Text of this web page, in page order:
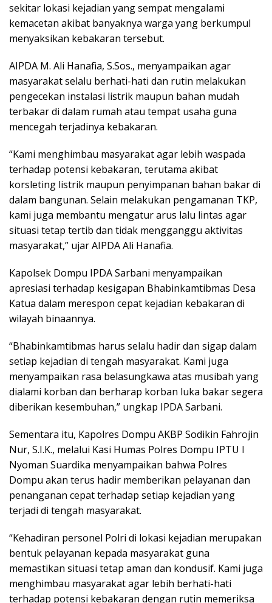
sekitar lokasi kejadian yang sempat mengalami
kemacetan akibat banyaknya warga yang berkumpul
menyaksikan kebakaran tersebut.
AIPDA M. Ali Hanafia, S.Sos., menyampaikan agar
masyarakat selalu berhati-hati dan rutin melakukan
pengecekan instalasi listrik maupun bahan mudah
terbakar di dalam rumah atau tempat usaha guna
mencegah terjadinya kebakaran.
“Kami menghimbau masyarakat agar lebih waspada
terhadap potensi kebakaran, terutama akibat
korsleting listrik maupun penyimpanan bahan bakar di
dalam bangunan. Selain melakukan pengamanan TKP,
kami juga membantu mengatur arus lalu lintas agar
situasi tetap tertib dan tidak mengganggu aktivitas
masyarakat,” ujar AIPDA Ali Hanafia.
Kapolsek Dompu IPDA Sarbani menyampaikan
apresiasi terhadap kesigapan Bhabinkamtibmas Desa
Katua dalam merespon cepat kejadian kebakaran di
wilayah binaannya.
“Bhabinkamtibmas harus selalu hadir dan sigap dalam
setiap kejadian di tengah masyarakat. Kami juga
menyampaikan rasa belasungkawa atas musibah yang
dialami korban dan berharap korban luka bakar segera
diberikan kesembuhan,” ungkap IPDA Sarbani.
Sementara itu, Kapolres Dompu AKBP Sodikin Fahrojin
Nur, S.I.K., melalui Kasi Humas Polres Dompu IPTU I
Nyoman Suardika menyampaikan bahwa Polres
Dompu akan terus hadir memberikan pelayanan dan
penanganan cepat terhadap setiap kejadian yang
terjadi di tengah masyarakat.
“Kehadiran personel Polri di lokasi kejadian merupakan
bentuk pelayanan kepada masyarakat guna
memastikan situasi tetap aman dan kondusif. Kami juga
menghimbau masyarakat agar lebih berhati-hati
terhadap potensi kebakaran dengan rutin memeriksa